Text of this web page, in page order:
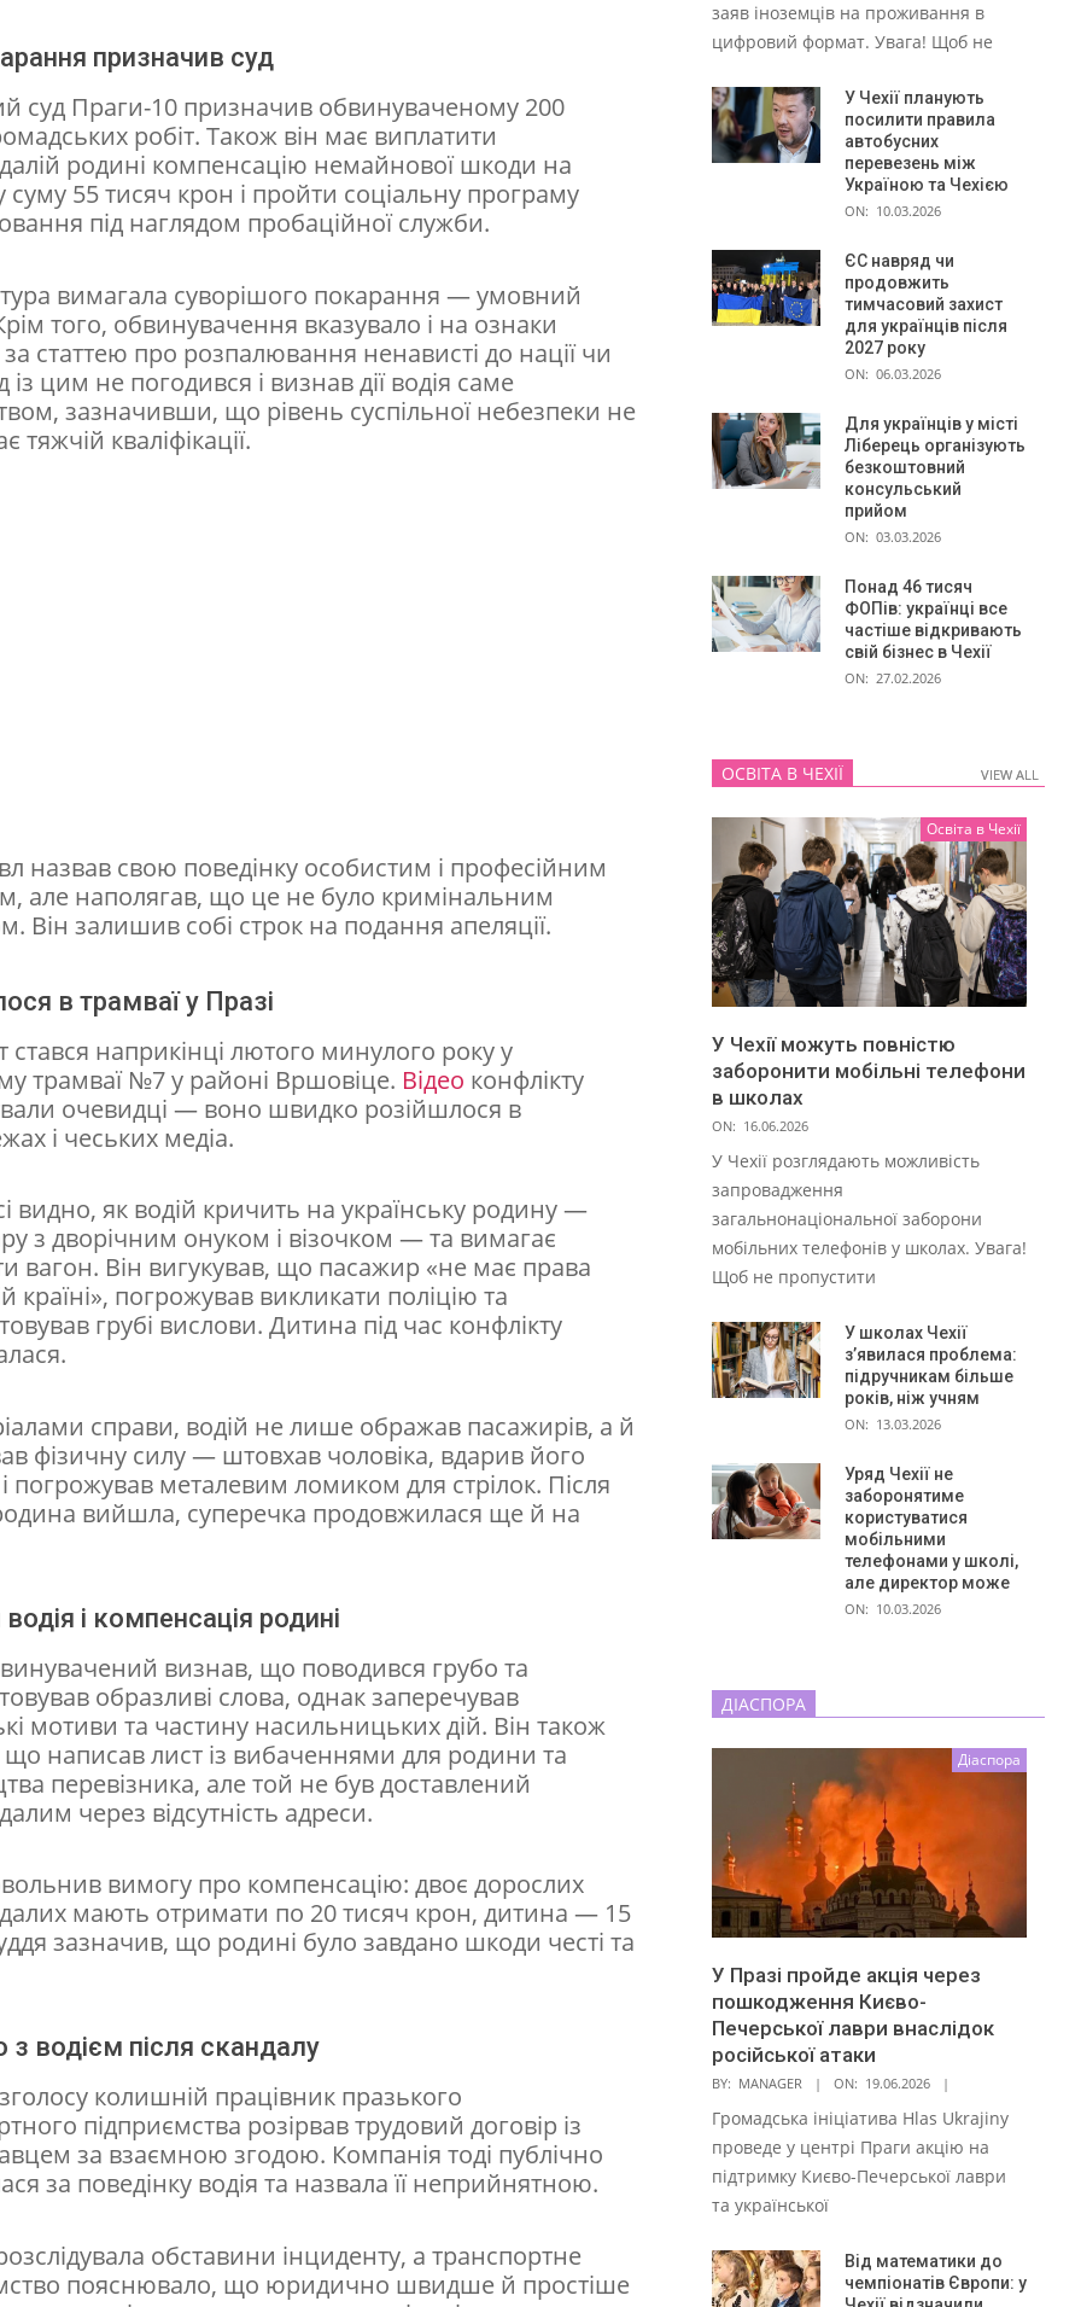
призначив суд
суд Праги-10 призначив обвинуваченому 200
робіт. Також він має виплатити
родині компенсацію немайнової шкоди на
суму 55 тисяч крон і пройти соціальну програму
під наглядом пробаційної служби.
вимагала суворішого покарання — умовний
того, обвинувачення вказувало і на ознаки
статтею про розпалювання ненависті до нації чи
із цим не погодився і визнав дії водія саме
зазначивши, що рівень суспільної небезпеки не
тяжчій кваліфікації.
назвав свою поведінку особистим і професійним
але наполягав, що це не було кримінальним
Він залишив собі строк на подання апеляції.
в трамваї у Празі
стався наприкінці лютого минулого року у
трамваї №7 у районі Вршовіце. Відео конфлікту
очевидці — воно швидко розійшлося в
і чеських медіа.
видно, як водій кричить на українську родину —
з дворічним онуком і візочком — та вимагає
вагон. Він вигукував, що пасажир «не має права
країні», погрожував викликати поліцію та
грубі вислови. Дитина під час конфлікту
справи, водій не лише ображав пасажирів, а й
фізичну силу — штовхав чоловіка, вдарив його
погрожував металевим ломиком для стрілок. Після
вийшла, суперечка продовжилася ще й на
і компенсація родині
визнав, що поводився грубо та
образливі слова, однак заперечував
мотиви та частину насильницьких дій. Він також
що написав лист із вибаченнями для родини та
перевізника, але той не був доставлений
через відсутність адреси.
вимогу про компенсацію: двоє дорослих
мають отримати по 20 тисяч крон, дитина — 15
зазначив, що родині було завдано шкоди честі та
водієм після скандалу
колишній працівник празького
підприємства розірвав трудовий договір із
за взаємною згодою. Компанія тоді публічно
за поведінку водія та назвала її неприйнятною.
обставини інциденту, а транспортне
пояснювало, що юридично швидше й простіше
заяв іноземців на проживання в
цифровий формат. Увага! Щоб не
У Чехії планують
посилити правила
автобусних
перевезень між
Україною та Чехією
ON: 10.03.2026
ЄС навряд чи
продовжить
тимчасовий захист
для українців після
2027 року
ON: 06.03.2026
Для українців у місті
Ліберець організують
безкоштовний
консульський
прийом
ON: 03.03.2026
Понад 46 тисяч
ФОПів: українці все
частіше відкривають
свій бізнес в Чехії
ON: 27.02.2026
ОСВІТА В ЧЕХІЇ VIEW ALL
Освіта в Чехії
У Чехії можуть повністю
заборонити мобільні телефони
в школах
ON: 16.06.2026
У Чехії розглядають можливість
запровадження
загальнонаціональної заборони
мобільних телефонів у школах. Увага!
Щоб не пропустити
У школах Чехії
з’явилася проблема:
підручникам більше
років, ніж учням
ON: 13.03.2026
Уряд Чехії не
заборонятиме
користуватися
мобільними
телефонами у школі,
але директор може
ON: 10.03.2026
VIEW ALL
ДІАСПОРА
Діаспора
У Празі пройде акція через
пошкодження Києво-
Печерської лаври внаслідок
російської атаки
BY: MANAGER ON: 19.06.2026
Громадська ініціатива Hlas Ukrajiny
проведе у центрі Праги акцію на
підтримку Києво-Печерської лаври
та української
Від математики до
чемпіонатів Європи: у